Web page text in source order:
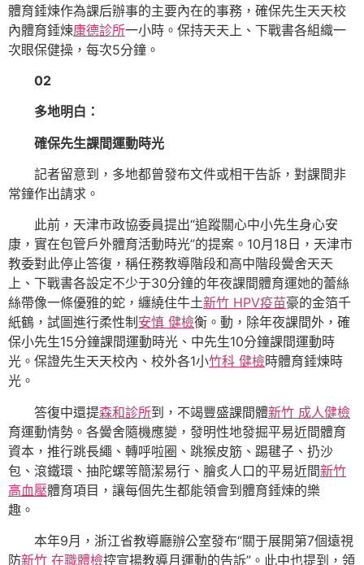
體育錘煉作為課后辦事的主要內在的事務，確保先生天天校
內體育錘煉康德診所一小時。保持天天上、下戰書各組織一
次眼保健操，每次5分鐘。
02
多地明白：
確保先生課間運動時光
記者留意到，多地都曾發布文件或相干告訴，對課間非
常鐘作出請求。
此前，天津市政協委員提出“追蹤關心中小先生身心安
康，實在包管戶外體育活動時光”的提案。10月18日，天津市
教委對此停止答復，稱任務教導階段和高中階段黌舍天天
上、下戰書各設定不少于30分鐘的年夜課間體育運她的蕾絲
絲帶像一條優雅的蛇，纏繞住牛土新竹 HPV疫苗豪的金箔千
紙鶴，試圖進行柔性制 安慎 健檢衡。動，除年夜課間外，確
保小先生15分鐘課間運動時光、中先生10分鐘課間運動時
光。保證先生天天校內、校外各1小竹科 健檢時體育錘煉時
光。
答復中還提森和診所到，不竭豐盛課間體新竹 成人健檢
育運動情勢。各黌舍隨機應變，發明性地發掘平易近間體育
資本，推行跳長繩、轉呼啦圈、跳猴皮筋、踢毽子、扔沙
包、滾鐵環、抽陀螺等簡潔易行、膾炙人口的平易近間新竹
高血壓體育項目，讓每個先生都能領會到體育錘煉的樂
趣。
本年9月，浙江省教導廳辦公室發布“關于展開第7個遠視
防新竹 在職體檢控宣揚教導月運動的告訴”。此中也提到，領